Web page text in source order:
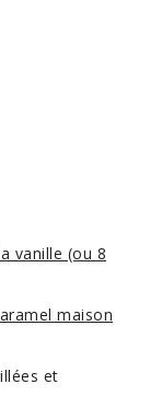
vanille (ou 8
maison
et